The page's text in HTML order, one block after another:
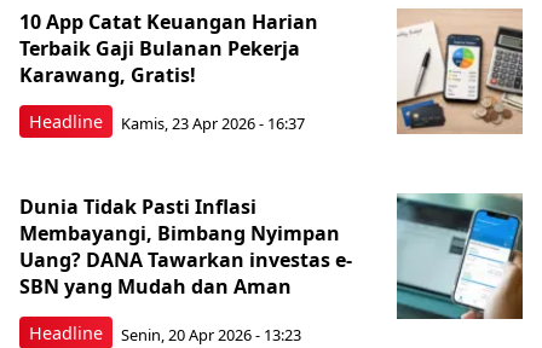
Headline
10 App Catat Keuangan Harian
Terbaik Gaji Bulanan Pekerja
Karawang, Gratis!
Kamis, 23 Apr 2026 - 16:37
Headline
Dunia Tidak Pasti Inflasi
Membayangi, Bimbang Nyimpan
Uang? DANA Tawarkan investas e-
SBN yang Mudah dan Aman
Senin, 20 Apr 2026 - 13:23